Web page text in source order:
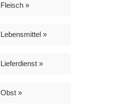
Fleisch »
Lebensmittel »
Lieferdienst »
Obst »